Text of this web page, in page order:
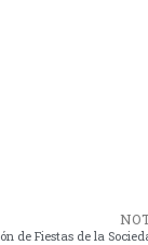
de Fiestas de la